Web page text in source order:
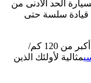
الحد الأدنى من
مم، مما يضمن قيادة سلسة حتى
11. السرعة القصوى: التسارع إلى سرعات أكبر من 120 كم/
مثالية لأولئك الذين